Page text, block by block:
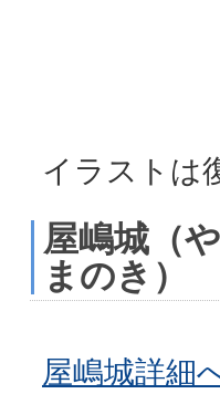
イラストは
屋嶋城（
まのき）
屋嶋城詳細